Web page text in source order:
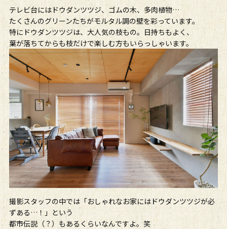
テレビ台にはドウダンツツジ、ゴムの木、多肉植物…
たくさんのグリーンたちがモルタル調の壁を彩っています。
特にドウダンツツジは、大人気の枝もの。日持ちもよく、
葉が落ちてからも枝だけで楽しむ方もいらっしゃいます。
撮影スタッフの中では「おしゃれなお家にはドウダンツツジが必
ずある…！」という
都市伝説（？）もあるくらいなんですよ。笑